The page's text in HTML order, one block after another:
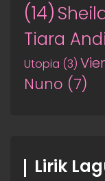
(14)
Tiara
Utopia (3)
Nuno (7)
Lirik